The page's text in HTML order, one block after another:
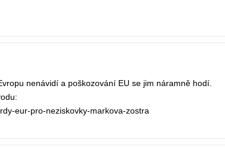
nenávidí a poškozování EU se jim náramně hodí.
eur-pro-neziskovky-markova-zostra